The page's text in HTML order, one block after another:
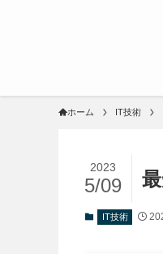
ホーム IT技術
2023
5/09
IT技術